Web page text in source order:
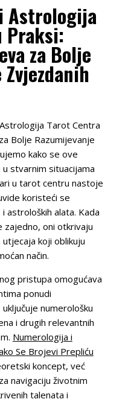
Astrologija
Praksi:
za Bolje
Tarot Centra
Bolje Razumijevanje
kako se ove
stvarnim situacijama
u tarot centru nastoje
koristeći se
astroloških alata. Kada
oni otkrivaju
koji oblikuju
način.
pristupa omogućava
ponudi
numerološku
i drugih relevantnih
Numerologija i
Se Brojevi Prepliću
koncept, već
navigaciju životnim
talenata i